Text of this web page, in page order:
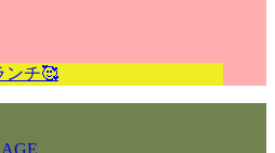
ンチ🥰
AGE